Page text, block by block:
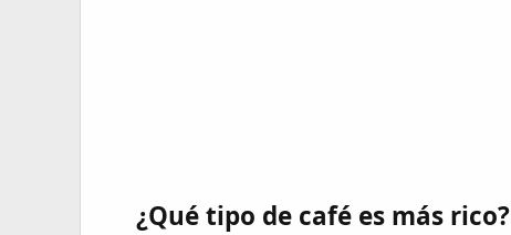
¿Qué tipo de café es más rico?